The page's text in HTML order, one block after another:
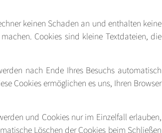
keinen Schaden an und enthalten keine
Cookies sind kleine Textdateien, die
nach Ende Ihres Besuchs automatisch
Cookies ermöglichen es uns, Ihren Browser
und Cookies nur im Einzelfall erlauben,
Löschen der Cookies beim Schließen